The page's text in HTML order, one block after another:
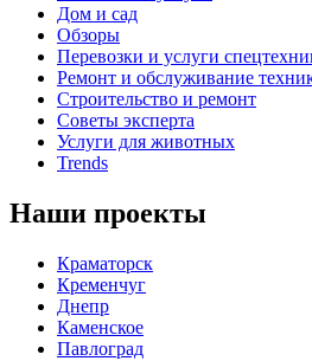
Дом и сад
Обзоры
Перевозки и услуги
Ремонт и обслуживание
Строительство и ремонт
Советы эксперта
Услуги для животных
Trends
Наши проекты
Краматорск
Кременчуг
Днепр
Каменское
Павлоград